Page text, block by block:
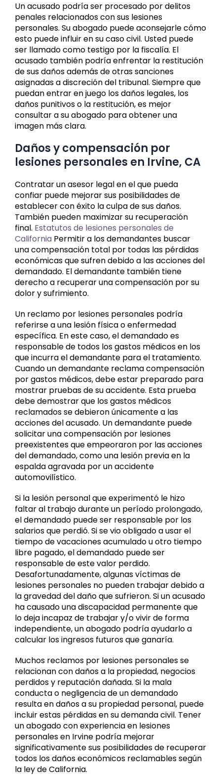
Un acusado podría ser procesado por delitos
penales relacionados con sus lesiones
personales. Su abogado puede aconsejarle cómo
esto puede influir en su caso civil. Usted puede
ser llamado como testigo por la fiscalía. El
acusado también podría enfrentar la restitución
de sus daños además de otras sanciones
asignadas a discreción del tribunal. Siempre que
puedan entrar en juego los daños legales, los
daños punitivos o la restitución, es mejor
consultar a su abogado para obtener una
imagen más clara.
Daños y compensación por
lesiones personales en Irvine, CA
Contratar un asesor legal en el que pueda
confiar puede mejorar sus posibilidades de
establecer con éxito la culpa de sus daños.
También pueden maximizar su recuperación
final. Estatutos de lesiones personales de
California Permitir a los demandantes buscar
una compensación total por todas las pérdidas
económicas que sufren debido a las acciones del
demandado. El demandante también tiene
derecho a recuperar una compensación por su
dolor y sufrimiento.
Un reclamo por lesiones personales podría
referirse a una lesión física o enfermedad
específica. En este caso, el demandado es
responsable de todos los gastos médicos en los
que incurra el demandante para el tratamiento.
Cuando un demandante reclama compensación
por gastos médicos, debe estar preparado para
mostrar pruebas de su accidente. Esta prueba
debe demostrar que los gastos médicos
reclamados se debieron únicamente a las
acciones del acusado. Un demandante puede
solicitar una compensación por lesiones
preexistentes que empeoraron por las acciones
del demandado, como una lesión previa en la
espalda agravada por un accidente
automovilístico.
Si la lesión personal que experimentó le hizo
faltar al trabajo durante un período prolongado,
el demandado puede ser responsable por los
salarios que perdió. Si se vio obligado a usar el
tiempo de vacaciones acumulado u otro tiempo
libre pagado, el demandado puede ser
responsable de este valor perdido.
Desafortunadamente, algunas víctimas de
lesiones personales no pueden trabajar debido a
la gravedad del daño que sufrieron. Si un acusado
ha causado una discapacidad permanente que
lo deja incapaz de trabajar y/o vivir de forma
independiente, un abogado podría ayudarlo a
calcular los ingresos futuros que ganaría.
Muchos reclamos por lesiones personales se
relacionan con daños a la propiedad, negocios
perdidos y reputación dañada. Si la mala
conducta o negligencia de un demandado
resulta en daños a su propiedad personal, puede
incluir estas pérdidas en su demanda civil. Tener
un abogado con experiencia en lesiones
personales en Irvine podría mejorar
significativamente sus posibilidades de recuperar
todos los daños económicos reclamables según
la ley de California.